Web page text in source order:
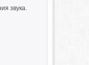
звука.